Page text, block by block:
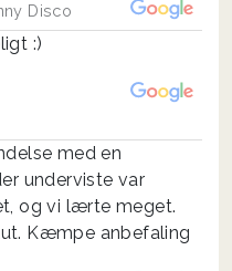
Disco
:)
med en
underviste var
og vi lærte meget.
Kæmpe anbefaling